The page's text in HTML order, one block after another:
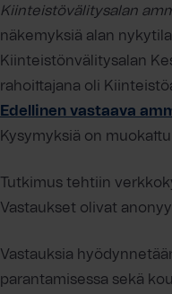
Kiinteistövälitysalan
näkemyksiä alan
Kiinteistönvälitysalan
rahoittajana oli
Edellinen vastaava
Kysymyksiä on
Tutkimus tehtiin
Vastaukset olivat
Vastauksia
parantamisessa sekä